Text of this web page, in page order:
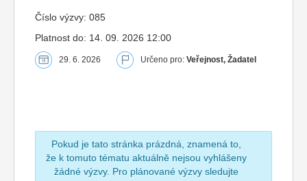
Číslo výzvy: 085
Platnost do: 14. 09. 2026 12:00
29. 6. 2026 Určeno pro: Veřejnost, Žadatel
Pokud je tato stránka prázdná, znamená to,
že k tomuto tématu aktuálně nejsou vyhlášeny
žádné výzvy. Pro plánované výzvy sledujte